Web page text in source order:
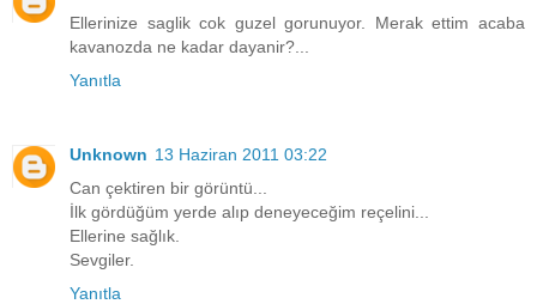
Ellerinize saglik cok guzel gorunuyor. Merak ettim acaba
kavanozda ne kadar dayanir?...
Yanıtla
Unknown 13 Haziran 2011 03:22
Can çektiren bir görüntü...
İlk gördüğüm yerde alıp deneyeceğim reçelini...
Ellerine sağlık.
Sevgiler.
Yanıtla